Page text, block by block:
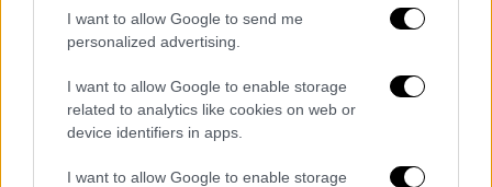
I want to allow Google to send me
personalized advertising.
I want to allow Google to enable storage
related to analytics like cookies on web or
device identifiers in apps.
I want to allow Google to enable storage
όπως γιαπαράδειγμα οι πάνες και το
βρεφικό γάλα.
Τον Σεπτέμβριο του 2021 οι καταναλωτές
μπορούσαν να αγοράσουν 400 γραμμάρια
βρεφικού γάλακτος για 8,8 ευρώ, ενώ τον
Ιούνιο του '22 πρέπει να δώσουν 10 ευρώ.